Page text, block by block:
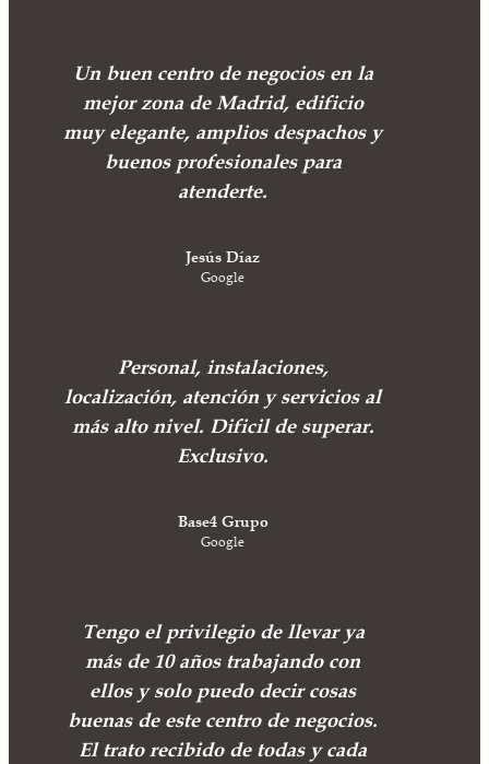
Un buen centro de negocios en la
mejor zona de Madrid, edificio
muy elegante, amplios despachos y
buenos profesionales para
atenderte.
Jesús Díaz
Google
Personal, instalaciones,
localización, atención y servicios al
más alto nivel. Dificil de superar.
Exclusivo.
Base4 Grupo
Google
Tengo el privilegio de llevar ya
más de 10 años trabajando con
ellos y solo puedo decir cosas
buenas de este centro de negocios.
El trato recibido de todas y cada